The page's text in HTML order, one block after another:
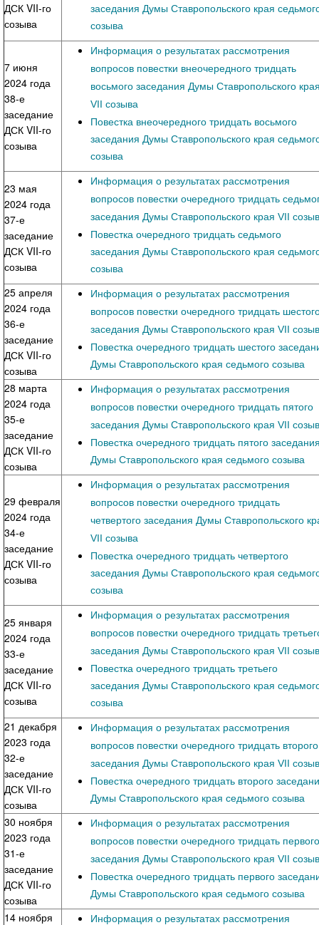
ДСК VII-го
созыва
заседания Думы Ставропольского края
созыва
7 июня
2024 года
38-е
заседание
ДСК VII-го
созыва
Информация о результатах рассмотрения
вопросов повестки внеочередного тридцать
восьмого заседания Думы Ставропольского
VII созыва
Повестка внеочередного тридцать восьмого
заседания Думы Ставропольского края
созыва
23 мая
2024 года
37-е
заседание
ДСК VII-го
созыва
Информация о результатах рассмотрения
вопросов повестки очередного тридцать
заседания Думы Ставропольского края VII
Повестка очередного тридцать седьмого
заседания Думы Ставропольского края
созыва
25 апреля
2024 года
36-е
заседание
ДСК VII-го
созыва
Информация о результатах рассмотрения
вопросов повестки очередного тридцать
заседания Думы Ставропольского края VII
Повестка очередного тридцать шестого
Думы Ставропольского края седьмого созыва
28 марта
2024 года
35-е
заседание
ДСК VII-го
созыва
Информация о результатах рассмотрения
вопросов повестки очередного тридцать пятого
заседания Думы Ставропольского края VII
Повестка очередного тридцать пятого
Думы Ставропольского края седьмого созыва
29 февраля
2024 года
34-е
заседание
ДСК VII-го
созыва
Информация о результатах рассмотрения
вопросов повестки очередного тридцать
четвертого заседания Думы Ставропольского
VII созыва
Повестка очередного тридцать четвертого
заседания Думы Ставропольского края
созыва
25 января
2024 года
33-е
заседание
ДСК VII-го
созыва
Информация о результатах рассмотрения
вопросов повестки очередного тридцать
заседания Думы Ставропольского края VII
Повестка очередного тридцать третьего
заседания Думы Ставропольского края
созыва
21 декабря
2023 года
32-е
заседание
ДСК VII-го
созыва
Информация о результатах рассмотрения
вопросов повестки очередного тридцать второго
заседания Думы Ставропольского края VII
Повестка очередного тридцать второго
Думы Ставропольского края седьмого созыва
30 ноября
2023 года
31-е
заседание
ДСК VII-го
созыва
Информация о результатах рассмотрения
вопросов повестки очередного тридцать первого
заседания Думы Ставропольского края VII
Повестка очередного тридцать первого
Думы Ставропольского края седьмого созыва
14 ноября
Информация о результатах рассмотрения